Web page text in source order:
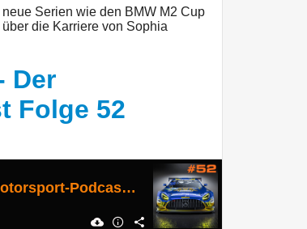
Serien wie den BMW M2 Cup
die Karriere von Sophia
Der
Folge 52
Einführungsrunde - Der Motorsport-Podcast Folge 52